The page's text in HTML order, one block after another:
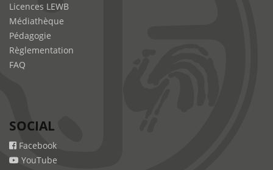
Licences LEWB
Médiathèque
Pédagogie
Règlementation
FAQ
SOCIAL
Facebook
YouTube